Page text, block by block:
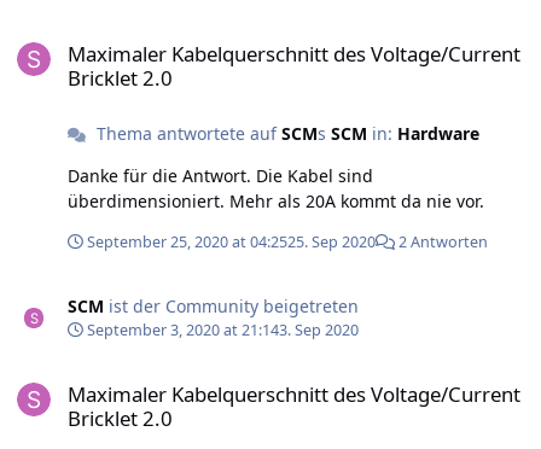
Bricklet mit dem Master Bricklet verbinde kann ich die
LED nicht mehr dimmen. Stattdessen leuchtet die LED
wieso. Kann mir jemand einen Tipp geben was das
Maximaler Kabelquerschnitt des Voltage/Current
Bricklet 2.0
Thema antwortete aufSCMs SCM in: Hardware
Danke für die Antwort. Die Kabel sind
überdimensioniert. Mehr als 20A kommt da nie vor.
September 25, 2020 at 04:2525. Sep 2020 2 Antworten
SCM ist der Community beigetreten
September 3, 2020 at 21:143. Sep 2020
Maximaler Kabelquerschnitt des Voltage/Current
Bricklet 2.0